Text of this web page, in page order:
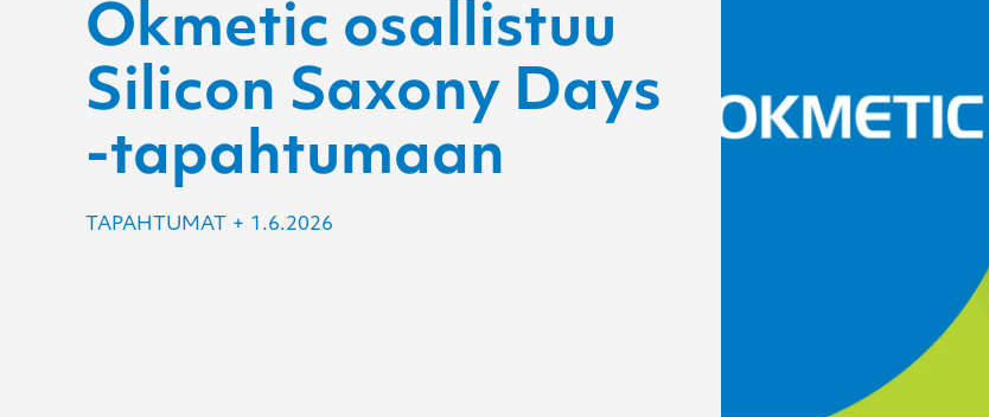
Okmetic osallistuu
Silicon Saxony Days
-tapahtumaan
TAPAHTUMAT + 1.6.2026